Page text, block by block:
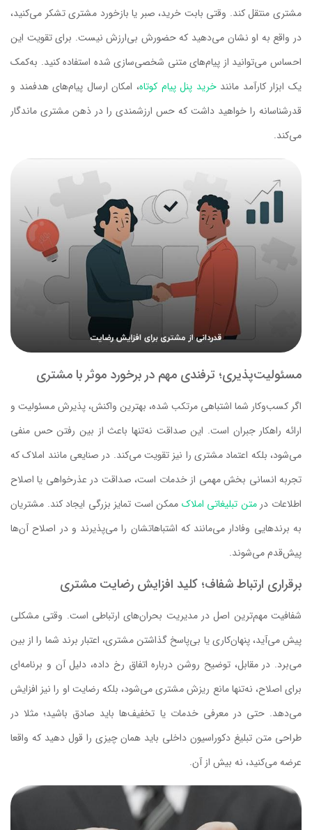
مشتری منتقل کند. وقتی بابت خرید، صبر یا بازخورد مشتری تشکر می‌کنید،
در واقع به او نشان می‌دهید که حضورش بی‌ارزش نیست. برای تقویت این
احساس می‌توانید از پیام‌های متنی شخصی‌سازی‌ شده استفاده کنید. به‌کمک
یک ابزار کارآمد مانندخرید پنل پیام کوتاه، امکان ارسال پیام‌های هدفمند و
قدرشناسانه را خواهید داشت که حس ارزشمندی را در ذهن مشتری ماندگار
می‌کند.
مسئولیت‌پذیری؛ ترفندی مهم در برخورد موثر با مشتری
اگر کسب‌وکار شما اشتباهی مرتکب شده، بهترین واکنش، پذیرش مسئولیت و
ارائه راهکار جبران است. این صداقت نه‌تنها باعث از بین رفتن حس منفی
می‌شود، بلکه اعتماد مشتری را نیز تقویت می‌کند. در صنایعی مانند املاک که
تجربه‌ انسانی بخش مهمی از خدمات است، صداقت در عذرخواهی یا اصلاح
اطلاعات درمتن تبلیغاتی املاک ممکن است تمایز بزرگی ایجاد کند. مشتریان
به برندهایی وفادار می‌مانند که اشتباهاتشان را می‌پذیرند و در اصلاح آن‌ها
پیش‌قدم می‌شوند.
برقراری ارتباط شفاف؛ کلید افزایش رضایت مشتری
شفافیت مهم‌ترین اصل در مدیریت بحران‌های ارتباطی است. وقتی مشکلی
پیش می‌آید، پنهان‌کاری یا بی‌پاسخ گذاشتن مشتری، اعتبار برند شما را از بین
می‌برد. در مقابل، توضیح روشن درباره‌ اتفاق رخ‌ داده، دلیل آن و برنامه‌ای
برای اصلاح، نه‌تنها مانع ریزش مشتری می‌شود، بلکه رضایت او را نیز افزایش
می‌دهد. حتی در معرفی خدمات یا تخفیف‌ها باید صادق باشید؛ مثلا در
طراحی متن تبلیغ دکوراسیون داخلی باید همان چیزی را قول دهید که واقعا
عرضه می‌کنید، نه بیش از آن.